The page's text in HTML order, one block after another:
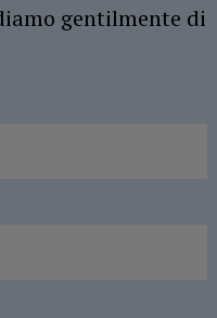
gentilmente di